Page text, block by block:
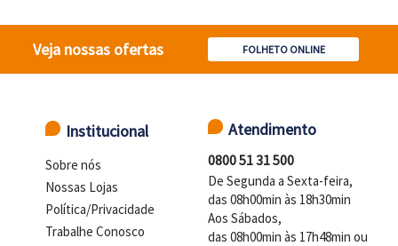
Veja nossas ofertas FOLHETO ONLINE
Institucional
Sobre nós
Nossas Lojas
Política/Privacidade
Trabalhe Conosco
Atendimento
0800 51 31 500
De Segunda a Sexta-feira,
das 08h00min às 18h30min
Aos Sábados,
das 08h00min às 17h48min ou